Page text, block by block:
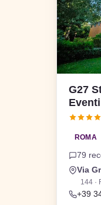
G27
Eventi
ROMA
79
Via
144 ·
+39